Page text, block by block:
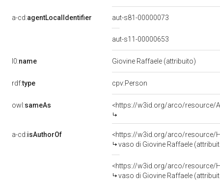
a-cd:agentLocalIdentifier aut-s81-00000073
aut-s11-00000653
l0:name Giovine Raffaele (attribuito)
rdf:type cpv:Person
owl:sameAs <https://w3id.org/arco/resource/
a-cd:isAuthorOf
<https://w3id.org/arco/resource/
vaso di Giovine Raffaele
<https://w3id.org/arco/resource/
vaso di Giovine Raffaele